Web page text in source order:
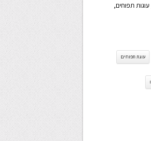
עוגות תפוחים,
עוגת תפוחים